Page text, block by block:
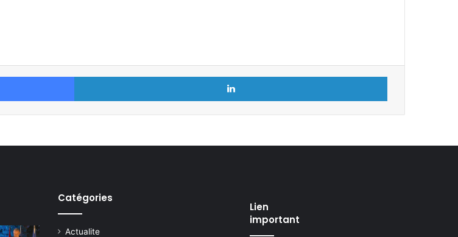
Facebook Linkedin
Catégories
Actualite
Lien
important